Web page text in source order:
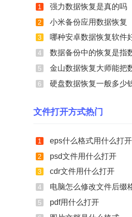
1 强力数据恢复是真的吗
2 小米备份应用数据恢复
3 哪种安卓数据恢复软件
4 数据备份中的恢复是指
5 金山数据恢复大师能把
6 硬盘数据恢复一般多少
文件打开方式热门
1 eps什么格式用什么打开
2 psd文件用什么打开
3 cdr文件用什么打开
4 电脑怎么修改文件后缀
5 pdf用什么打开